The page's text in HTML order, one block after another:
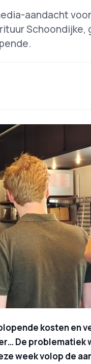
aandacht
kosten en
De problematiek
week volop de